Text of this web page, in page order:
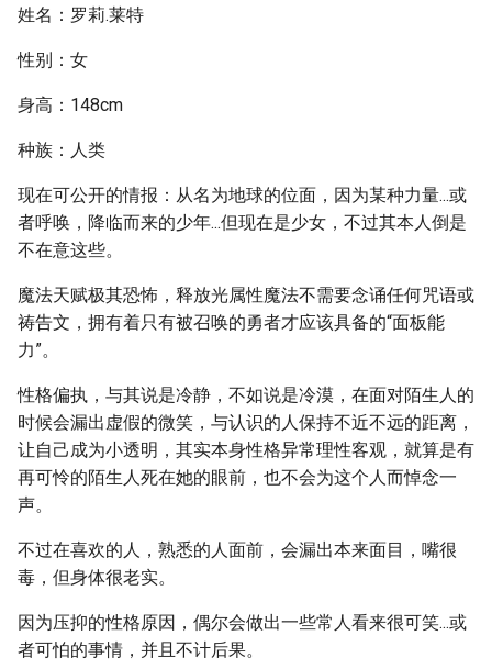
姓名：罗莉.莱特
性别：女
身高：148cm
种族：人类
现在可公开的情报：从名为地球的位面，因为某种力量...或
者呼唤，降临而来的少年...但现在是少女，不过其本人倒是
不在意这些。
魔法天赋极其恐怖，释放光属性魔法不需要念诵任何咒语或
祷告文，拥有着只有被召唤的勇者才应该具备的“面板能
力”。
性格偏执，与其说是冷静，不如说是冷漠，在面对陌生人的
时候会漏出虚假的微笑，与认识的人保持不近不远的距离，
让自己成为小透明，其实本身性格异常理性客观，就算是有
再可怜的陌生人死在她的眼前，也不会为这个人而悼念一
声。
不过在喜欢的人，熟悉的人面前，会漏出本来面目，嘴很
毒，但身体很老实。
因为压抑的性格原因，偶尔会做出一些常人看来很可笑...或
者可怕的事情，并且不计后果。